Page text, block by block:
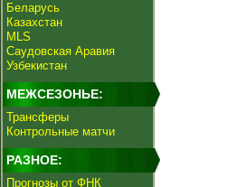
Беларусь
Казахстан
MLS
Саудовская Аравия
Узбекистан
МЕЖСЕЗОНЬЕ:
Трансферы
Контрольные матчи
РАЗНОЕ:
Прогнозы от ФНК